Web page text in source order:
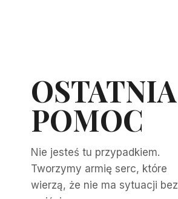
OSTATNIA
POMOC
Nie jesteś tu przypadkiem.
Tworzymy armię serc, które
wierzą, że nie ma sytuacji bez